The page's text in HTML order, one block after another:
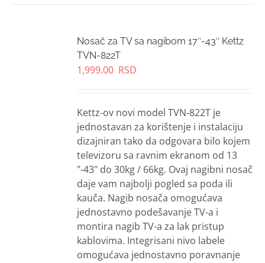
Nosač za TV sa nagibom 17″-43″ Kettz
TVN-822T
1,999.00 RSD
Kettz-ov novi model TVN-822T je
jednostavan za korištenje i instalaciju
dizajniran tako da odgovara bilo kojem
televizoru sa ravnim ekranom od 13
"-43" do 30kg / 66kg. Ovaj nagibni nosač
daje vam najbolji pogled sa poda ili
kauča. Nagib nosača omogućava
jednostavno podešavanje TV-a i
montira nagib TV-a za lak pristup
kablovima. Integrisani nivo labele
omogućava jednostavno poravnanje